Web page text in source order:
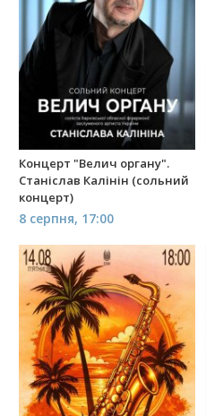
Концерт "Велич органу".
Станіслав Калінін (сольний
концерт)
8 серпня, 17:00